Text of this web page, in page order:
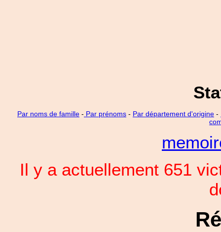
Par noms de famille - Par prénoms - Par département d'origine -
Il y a actuellement 651